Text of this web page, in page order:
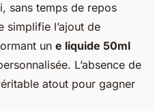
sans temps de repos
simplifie l’ajout de
un e liquide 50ml
L’absence de
atout pour gagner